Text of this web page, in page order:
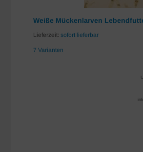
Weiße Mückenlarven
Lieferzeit: sofort lieferbar
7 Varianten